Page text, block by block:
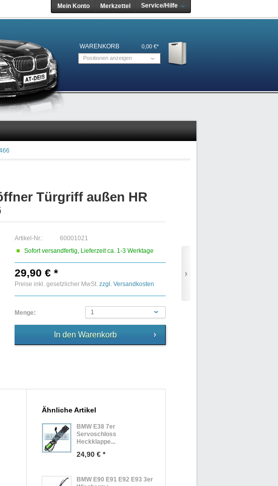
Mein Konto Merkzettel Service/Hilfe
WARENKORB
0,00 €*
Positionen anzeigen
Türgriff außen HR
Artikel-Nr.:
60001021
Sofort versandfertig, Lieferzeit ca. 1-3 Werktage
29,90 € *
Preise inkl. gesetzlicher MwSt. zzgl. Versandkosten
Menge: 1
Ähnliche Artikel
BMW E38 7er
Servoschloss
Heckklappe...
24,90 € *
BMW E90 E91 E92 E93 3er